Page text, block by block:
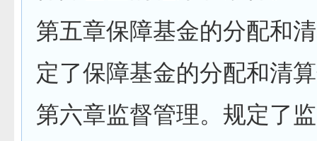
第五章保障基金的分配和
定了保障基金的分配和清
第六章监督管理。规定了